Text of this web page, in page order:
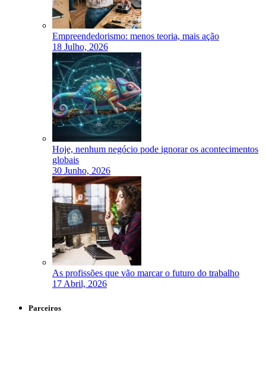
Empreendedorismo: menos teoria, mais ação
18 Julho, 2026
Hoje, nenhum negócio pode ignorar os acontecimentos
globais
30 Junho, 2026
As profissões que vão marcar o futuro do trabalho
17 Abril, 2026
Parceiros